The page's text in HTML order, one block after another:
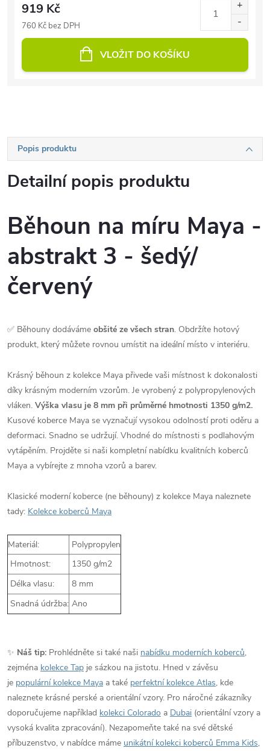
919 Kč
760 Kč bez DPH
VLOŽIT DO KOŠÍKU
Popis produktu
Detailní popis produktu
Běhoun na míru Maya -
abstrakt 3 - šedý/
červený
✅ Běhouny dodáváme obšité ze všech stran. Obdržíte hotový
produkt, který můžete rovnou umístit na ideální místo v interiéru.
Krásný běhoun z kolekce Maya přivede vaši místnost k dokonalosti
díky krásným moderním vzorům. Je vyrobený z polypropylenových
vláken. Výška vlasu je 8 mm při průměrné hmotnosti 1350 g/m2.
Kusové koberce Maya se vyznačují vysokou odolností proti oděru a
deformaci. Snadno se udržují. Vhodné do místnosti s podlahovým
vytápěním. Projděte si naši kompletní nabídku kvalitních koberců
Maya a vybírejte z mnoha vzorů a barev.
Klasické moderní koberce (ne běhouny) z kolekce Maya naleznete
tady: Kolekce koberců Maya
Materiál:
Polypropylen
Hmotnost:
1350 g/m2
Délka vlasu:
8 mm
Snadná údržba: Ano
✨ Náš tip: Prohlédněte si také naši nabídku moderních koberců,
zejména kolekce Tap je sázkou na jistotu. Hned v závěsu
je populární kolekce Maya a také perfektní kolekce Atlas, kde
naleznete krásné perské a orientální vzory. Pro náročné zákazníky
doporučujeme například kolekci Colorado a Dubai (orientální vzory a
vysoká kvalita zpracování). Nezapomeňte také na své dětské
příbuzenstvo, v nabídce máme unikátní kolekci koberců Emma Kids,